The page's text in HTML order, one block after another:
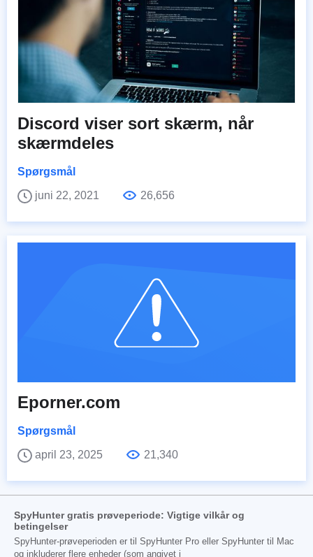
Discord viser sort skærm, når
skærmdeles
Spørgsmål
juni 22, 2021
26,656
Eporner.com
Spørgsmål
april 23, 2025
21,340
SpyHunter gratis prøveperiode: Vigtige vilkår og
betingelser
SpyHunter-prøveperioden er til SpyHunter Pro eller SpyHunter til Mac
og inkluderer flere enheder (som angivet i